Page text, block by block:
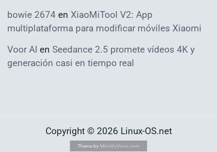
bowie 2674 en XiaoMiTool V2: App
multiplataforma para modificar móviles Xiaomi
Voor AI en Seedance 2.5 promete vídeos 4K y
generación casi en tiempo real
Copyright © 2026 Linux-OS.net
Theme by MinistryVoice.com